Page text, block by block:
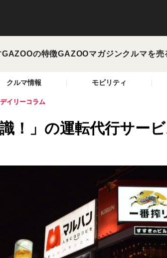
GAZOOの特徴GAZOOマガジンクルマを売
クルマ情報 モビリティ
デイリーコラム
！」の運転代行サー